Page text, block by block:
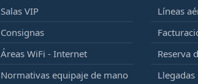
Salas VIP
Consignas
Áreas WiFi - Internet
Normativas equipaje de mano
Líneas
Reserva
Llegadas